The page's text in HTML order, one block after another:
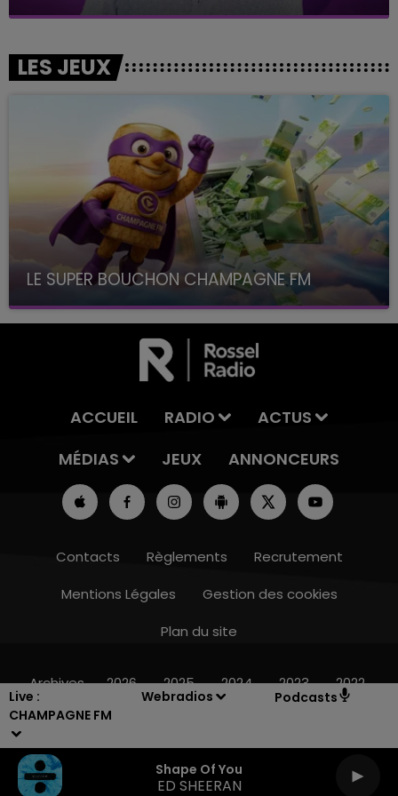
Live :
CHAMPAGNE FM
Webradios Podcasts
Shape Of You
ED SHEERAN
16h00 - 20h00
LES JEUX
LE SUPER BOUCHON CHAMPAGNE FM
avec La Famille Champagne FM, à 8H10
ACCUEIL RADIO
ACTUS
MÉDIAS
JEUX ANNONCEURS
Contacts Règlements
Recrutement
Mentions Légales
Gestion des cookies
Plan du site
Archives 2026 2025 2024 2023 2022